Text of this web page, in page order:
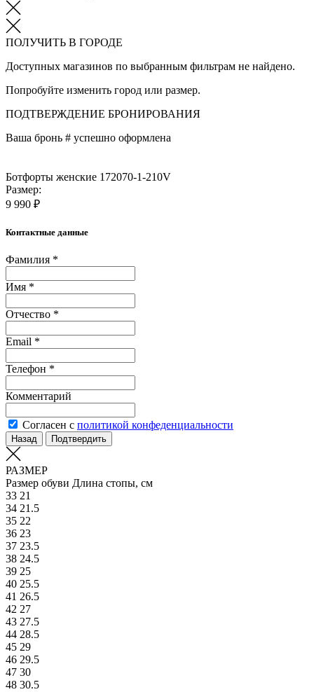
ПОЛУЧИТЬ В ГОРОДЕ
Доступных магазинов по выбранным фильтрам не найдено.
Попробуйте изменить город или размер.
ПОДТВЕРЖДЕНИЕ БРОНИРОВАНИЯ
Ваша бронь # успешно оформлена
Ботфорты женские 172070-1-210V
Размер:
9 990 ₽
Контактные данные
Фамилия *
Имя *
Отчество *
Email *
Телефон *
Комментарий
Согласен с политикой конфеденциальности
Назад Подтвердить
РАЗМЕР
Размер обуви Длина стопы, см
33 21
34 21.5
35 22
36 23
37 23.5
38 24.5
39 25
40 25.5
41 26.5
42 27
43 27.5
44 28.5
45 29
46 29.5
47 30
48 30.5